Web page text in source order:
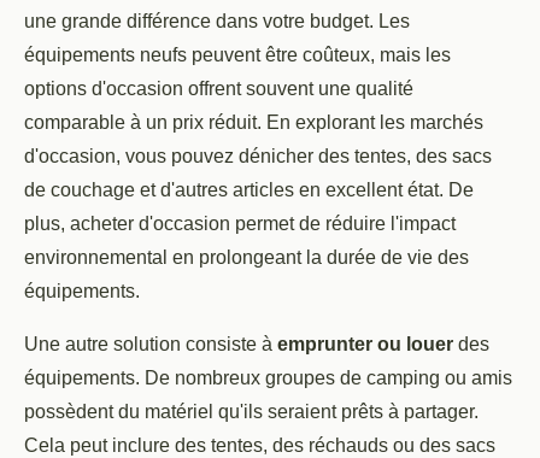
une grande différence dans votre budget. Les
équipements neufs peuvent être coûteux, mais les
options d'occasion offrent souvent une qualité
comparable à un prix réduit. En explorant les marchés
d'occasion, vous pouvez dénicher des tentes, des sacs
de couchage et d'autres articles en excellent état. De
plus, acheter d'occasion permet de réduire l'impact
environnemental en prolongeant la durée de vie des
équipements.
Une autre solution consiste à emprunter ou louer des
équipements. De nombreux groupes de camping ou amis
possèdent du matériel qu'ils seraient prêts à partager.
Cela peut inclure des tentes, des réchauds ou des sacs